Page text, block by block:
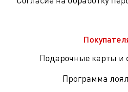
Подарочные карты и
Программа